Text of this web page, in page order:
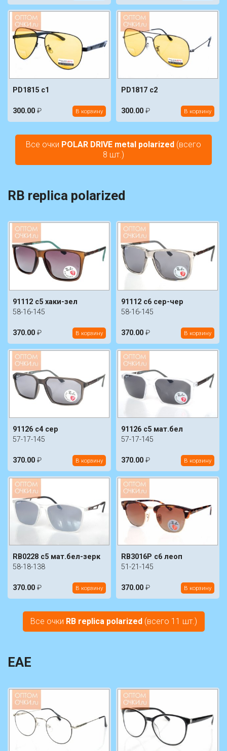
PD1815 c1
300.00 ₽ В корзину
PD1817 c2
300.00 ₽ В корзину
Все очки POLAR DRIVE metal polarized (всего
8 шт.)
RB replica polarized
91112 c5 хаки-зел
58-16-145
370.00 ₽ В корзину
91112 c6 сер-чер
58-16-145
370.00 ₽ В корзину
91126 c4 сер
57-17-145
370.00 ₽ В корзину
91126 c5 мат.бел
57-17-145
370.00 ₽ В корзину
RB0228 c5 мат.бел-зерк
58-18-138
370.00 ₽ В корзину
RB3016P c6 леоп
51-21-145
370.00 ₽ В корзину
Все очки RB replica polarized (всего 11 шт.)
EAE